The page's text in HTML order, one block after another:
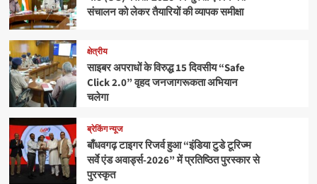
संचालन को लेकर तैयारियों की व्यापक समीक्षा
क्षेत्रीय
साइबर अपराधों के विरुद्ध 15 दिवसीय “Safe
Click 2.0” वृहद जनजागरूकता अभियान
चलेगा
ब्रेकिंग न्यूज
बाँधवगढ़ टाइगर रिजर्व हुआ “इंडिया टुडे टूरिज्म
सर्वे एंड अवार्ड्स-2026” में प्रतिष्ठित पुरस्कार से
पुरस्कृत